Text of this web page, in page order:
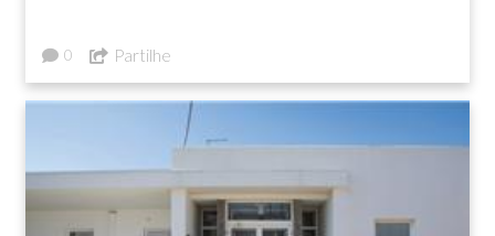
0 Partilhe